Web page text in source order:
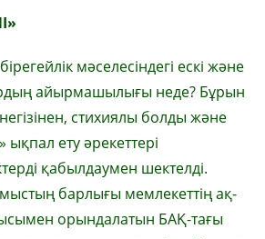
мәселесін­дегі ескі және
айыр­ма­шылығы неде? Бұрын
стихиялы болды және
ету әрекеттері
қабылдаумен шектелді.
барлығы мемлекеттің ақ­
орындалатын БАҚ-тағы